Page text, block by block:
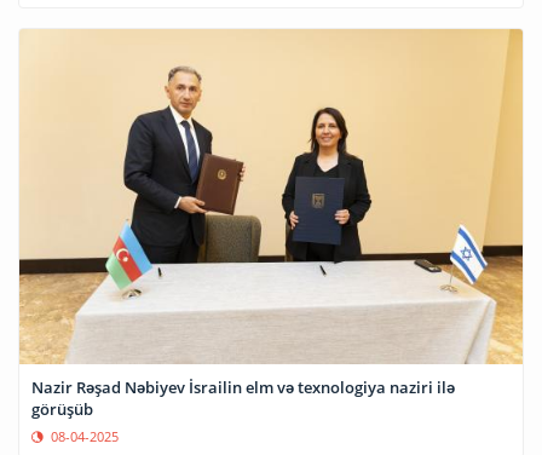
Nazir Rəşad Nəbiyev İsrailin elm və texnologiya naziri ilə
görüşüb
08-04-2025